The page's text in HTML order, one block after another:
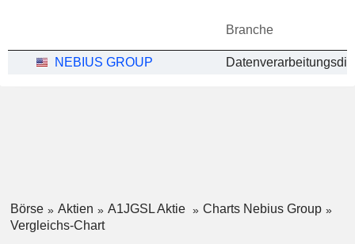
Branche
NEBIUS GROUP
Börse Aktien A1JGSL Aktie
Charts Nebius Group
Vergleichs-Chart